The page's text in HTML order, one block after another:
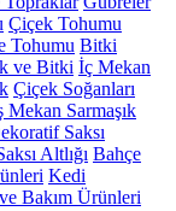
Çiçek Tohumu
Tohumu Bitki
ve Bitki İç Mekan
Çiçek Soğanları
Mekan Sarmaşık
Saksı
Altlığı Bahçe
Kedi
Bakım Ürünleri